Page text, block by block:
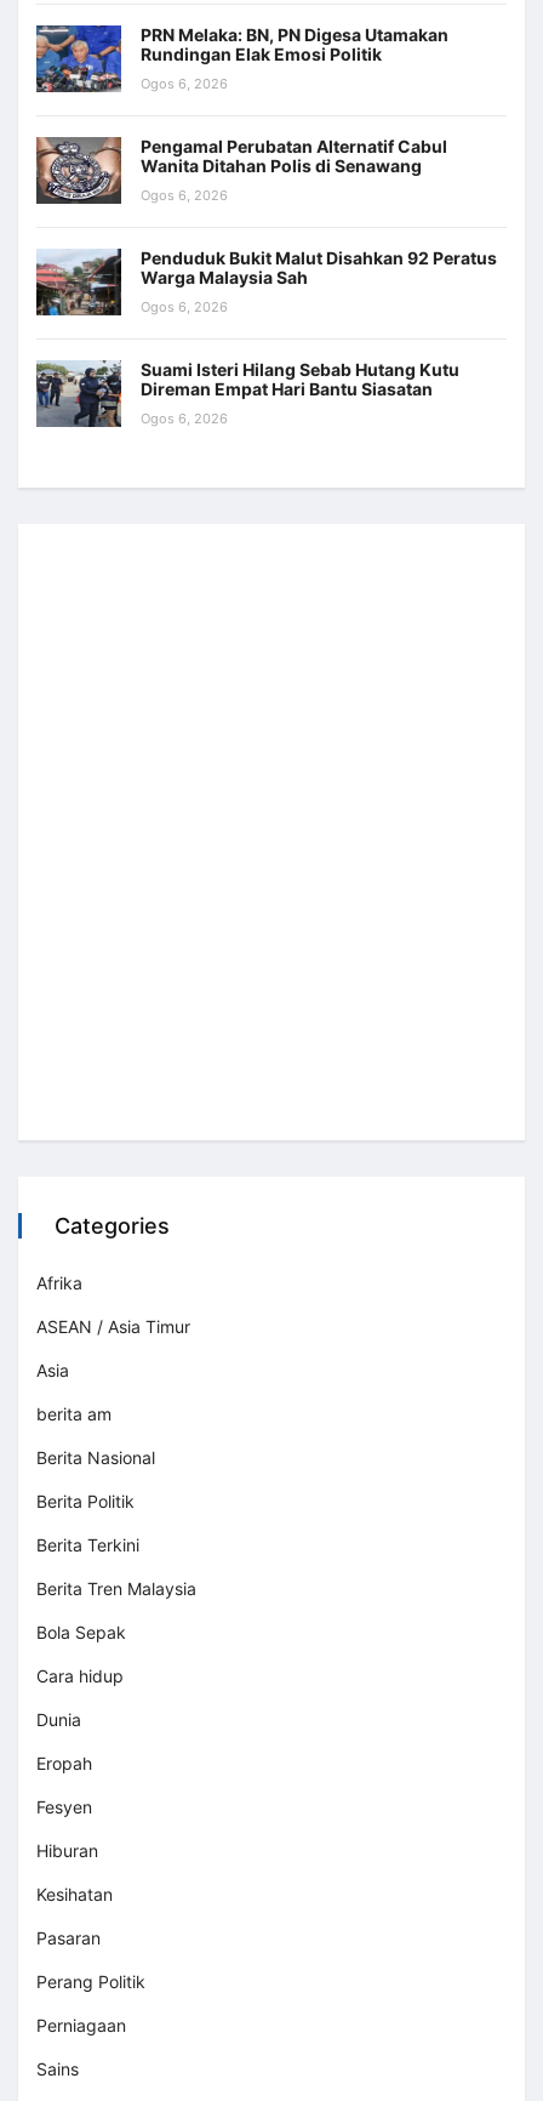
PRN Melaka: BN, PN Digesa Utamakan
Rundingan Elak Emosi Politik
Ogos 6, 2026
Pengamal Perubatan Alternatif Cabul
Wanita Ditahan Polis di Senawang
Ogos 6, 2026
Penduduk Bukit Malut Disahkan 92 Peratus
Warga Malaysia Sah
Ogos 6, 2026
Suami Isteri Hilang Sebab Hutang Kutu
Direman Empat Hari Bantu Siasatan
Ogos 6, 2026
Categories
Afrika
ASEAN / Asia Timur
Asia
berita am
Berita Nasional
Berita Politik
Berita Terkini
Berita Tren Malaysia
Bola Sepak
Cara hidup
Dunia
Eropah
Fesyen
Hiburan
Kesihatan
Pasaran
Perang Politik
Perniagaan
Sains